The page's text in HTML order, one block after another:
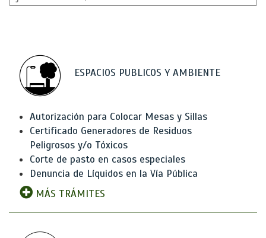
ESPACIOS PUBLICOS Y AMBIENTE
Autorización para Colocar Mesas y Sillas
Certificado Generadores de Residuos
Peligrosos y/o Tóxicos
Corte de pasto en casos especiales
Denuncia de Líquidos en la Vía Pública
MÁS TRÁMITES